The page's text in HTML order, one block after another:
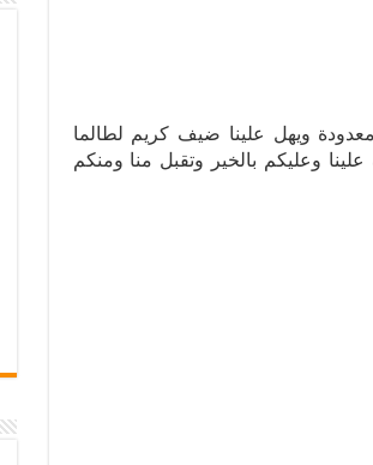
ويهل علينا ضيف كريم لطالما
وعليكم بالخير وتقبل منا ومنكم